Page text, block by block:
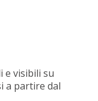
e visibili su
a partire dal